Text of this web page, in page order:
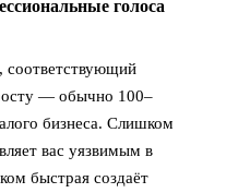
голоса
соответствующий
— обычно 100–
бизнеса. Слишком
вас уязвимым в
быстрая создаёт